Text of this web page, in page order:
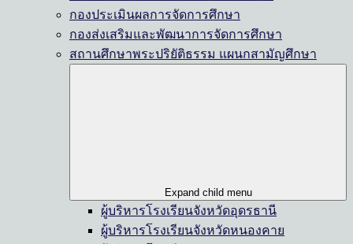
กองประเมินผลการจัดการศึกษา
กองส่งเสริมและพัฒนาการจัดการศึกษา
สถานศึกษาพระปริยัติธรรม แผนกสามัญศึกษา
Expand child menu
ผู้บริหารโรงเรียนจังหวัดอุดรธานี
ผู้บริหารโรงเรียนจังหวัดหนองคาย